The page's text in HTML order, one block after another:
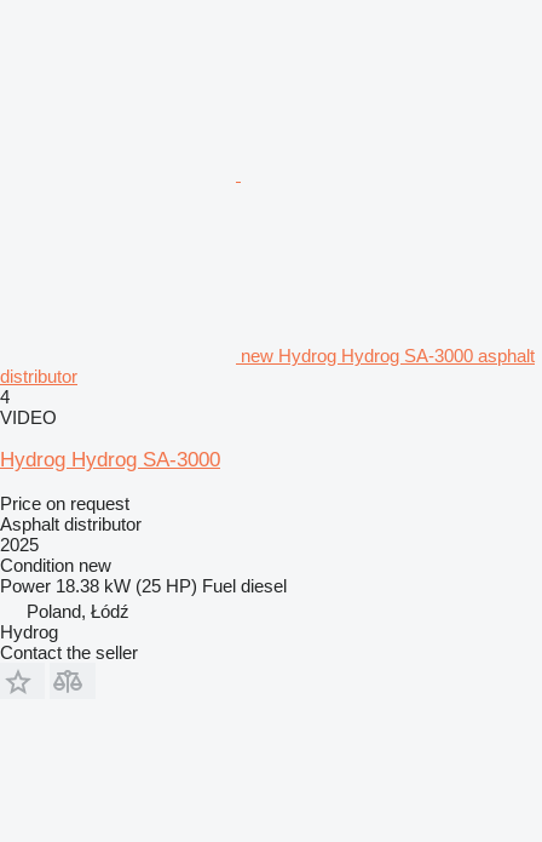
new Hydrog Hydrog SA-3000 asphalt
distributor
4
VIDEO
Hydrog Hydrog SA-3000
Price on request
Asphalt distributor
2025
Condition new
Power 18.38 kW (25 HP) Fuel diesel
Poland, Łódź
Hydrog
Contact the seller